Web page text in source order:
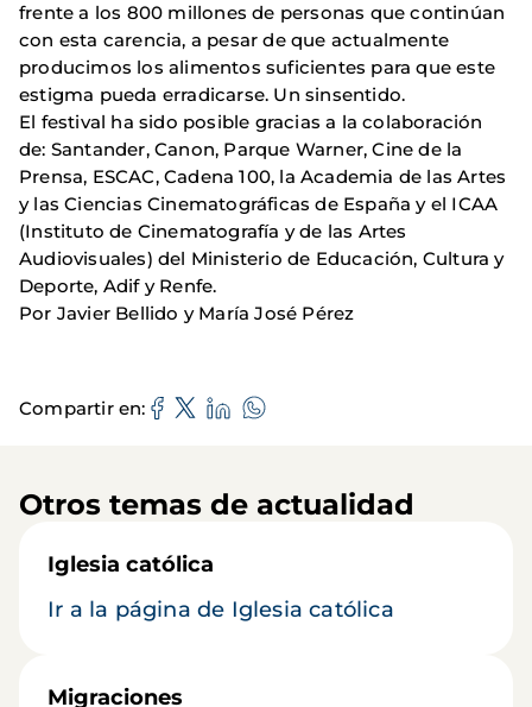
frente a los 800 millones de personas que continúan
con esta carencia, a pesar de que actualmente
producimos los alimentos suficientes para que este
estigma pueda erradicarse. Un sinsentido.
El festival ha sido posible gracias a la colaboración
de: Santander, Canon, Parque Warner, Cine de la
Prensa, ESCAC, Cadena 100, la Academia de las Artes
y las Ciencias Cinematográficas de España y el ICAA
(Instituto de Cinematografía y de las Artes
Audiovisuales) del Ministerio de Educación, Cultura y
Deporte, Adif y Renfe.
Por Javier Bellido y María José Pérez
Compartir en
Otros temas de actualidad
Iglesia católica
Ir a la página de Iglesia católica
Migraciones